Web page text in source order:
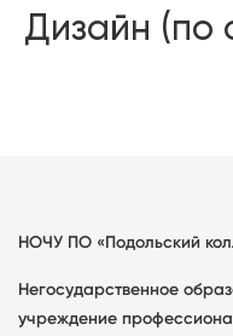
Дизайн (по
НОЧУ ПО «Подольский
Негосударственное
учреждение